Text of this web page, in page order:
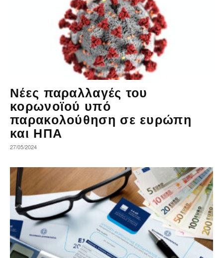
Νέες παραλλαγές του
κορωνοϊού υπό
παρακολούθηση σε ευρώπη
και ΗΠΑ
27/05/2024